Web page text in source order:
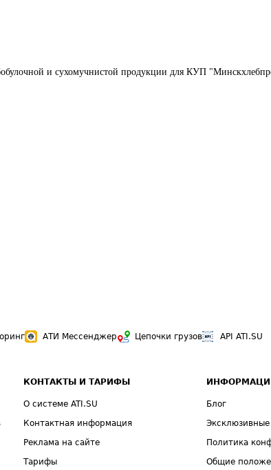
и сухомучнистой продукции для КУП
АТИ Мессенджер Цепочки грузов API ATI.SU
КОНТАКТЫ И ТАРИФЫ
О системе ATI.SU
Контактная информация
Реклама на сайте
Тарифы
Блог
Политика
Общие